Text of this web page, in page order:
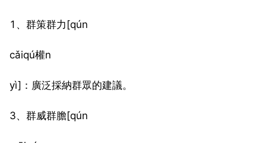
1、群策群力[qún
cǎiqú權n
yì]：廣泛採納群眾的建議。
3、群威群膽[qún